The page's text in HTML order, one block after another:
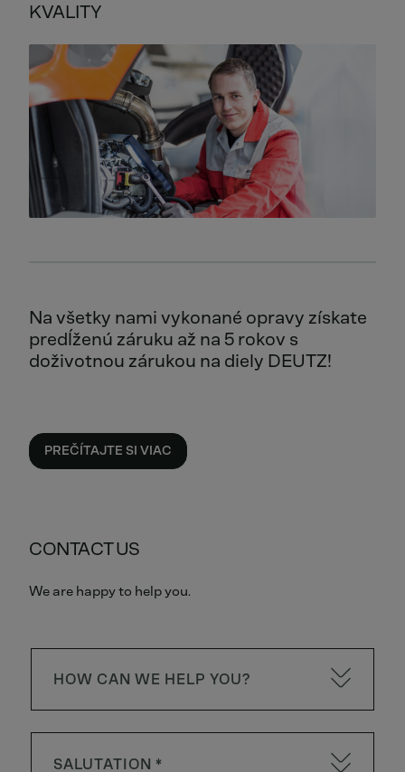
KVALITY
Na všetky nami vykonané opravy získate
predĺženú záruku až na 5 rokov s
doživotnou zárukou na diely DEUTZ!
PREČÍTAJTE SI VIAC
CONTACT US
We are happy to help you.
HOW CAN WE HELP YOU?
SALUTATION *